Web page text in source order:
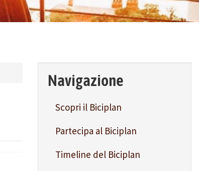
Navigazione
Scopri il Biciplan
Partecipa al Biciplan
Timeline del Biciplan